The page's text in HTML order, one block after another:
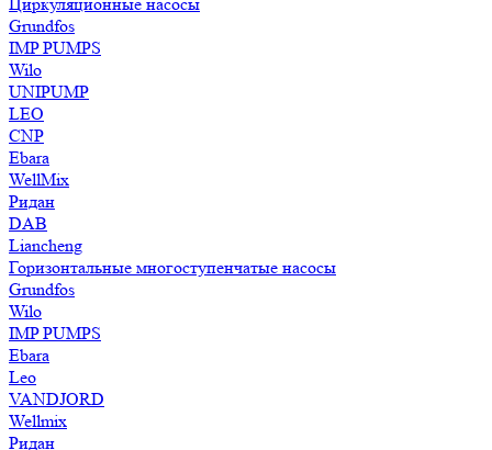
Grundfos
IMP PUMPS
Wilo
UNIPUMP
LEO
CNP
Ebara
WellMix
Ридан
DAB
Liancheng
Горизонтальные многоступенчатые насосы
Grundfos
Wilo
IMP PUMPS
Ebara
Leo
VANDJORD
Wellmix
Ридан